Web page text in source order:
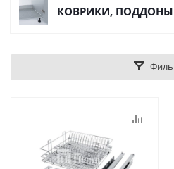
КОВРИКИ, ПОДДОНЫ